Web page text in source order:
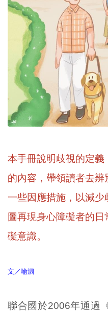
本手冊說明歧視的定
的內容，帶領讀者去
一些因應措施，以減
圖再現身心障礙者的
礙意識。
文／喻泗
聯合國於2006年通過